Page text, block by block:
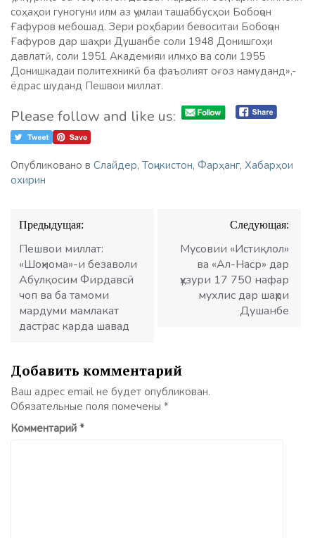
соҳаҳои гуногуни илм аз ҷумлаи ташаббусҳои Бобоҷон
Ғафуров мебошад. Зери роҳбарии бевоситаи Бобоҷон
Ғафуров дар шаҳри Душанбе соли 1948 Донишгоҳи
давлатӣ, соли 1951 Академияи илмҳо ва соли 1955
Донишкадаи политехникӣ ба фаъолият оғоз намуданд»,-
ёдрас шуданд Пешвои миллат.
Please follow and like us:
Опубликовано в Слайдер, Тоҷикистон, Фарҳанг, Хабарҳои
охирин
Навигация
по
записям
Предыдущая:
Пешвои миллат:
«Шоҳнома»-и безаволи
Абулқосим Фирдавсӣ
чоп ва ба тамоми
мардуми мамлакат
дастрас карда шавад
Следующая:
Мусовии «Истиқлол»
ва «Ал-Наср» дар
ҳузури 17 750 нафар
мухлис дар шаҳри
Душанбе
Добавить комментарий
Ваш адрес email не будет опубликован.
Обязательные поля помечены *
Комментарий *